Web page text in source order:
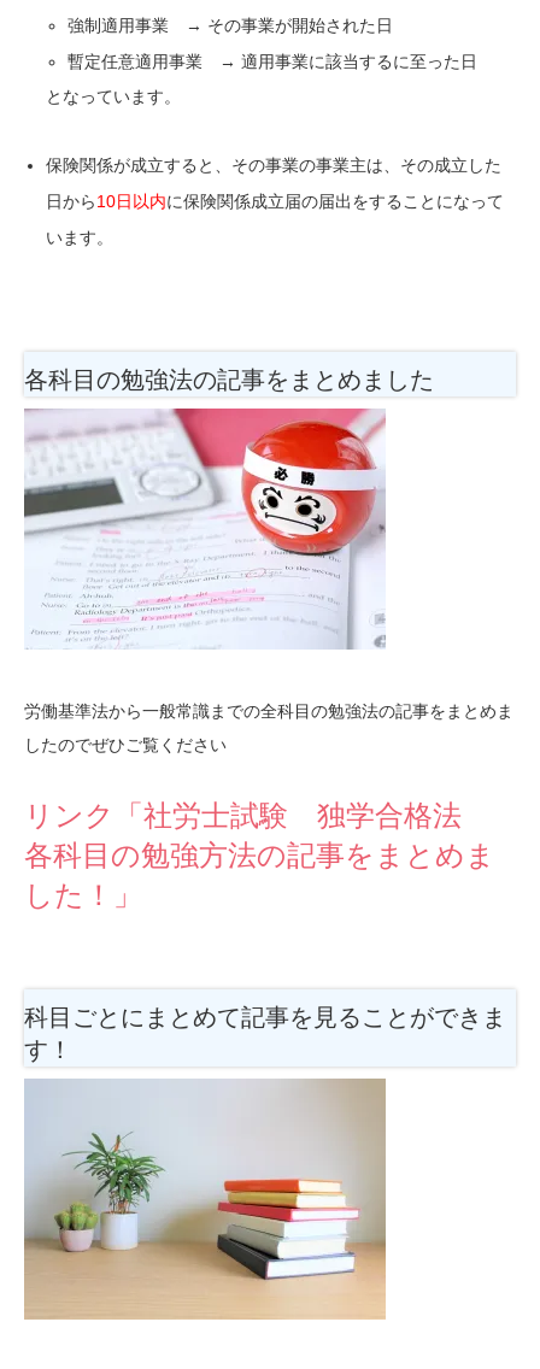
強制適用事業 → その事業が開始された日
暫定任意適用事業 → 適用事業に該当するに至った日
となっています。
保険関係が成立すると、その事業の事業主は、その成立した
日から10日以内に保険関係成立届の届出をすることになって
います。
各科目の勉強法の記事をまとめました
労働基準法から一般常識までの全科目の勉強法の記事をまとめま
したのでぜひご覧ください
リンク「社労士試験 独学合格法
各科目の勉強方法の記事をまとめま
した！」
科目ごとにまとめて記事を見ることができま
す！